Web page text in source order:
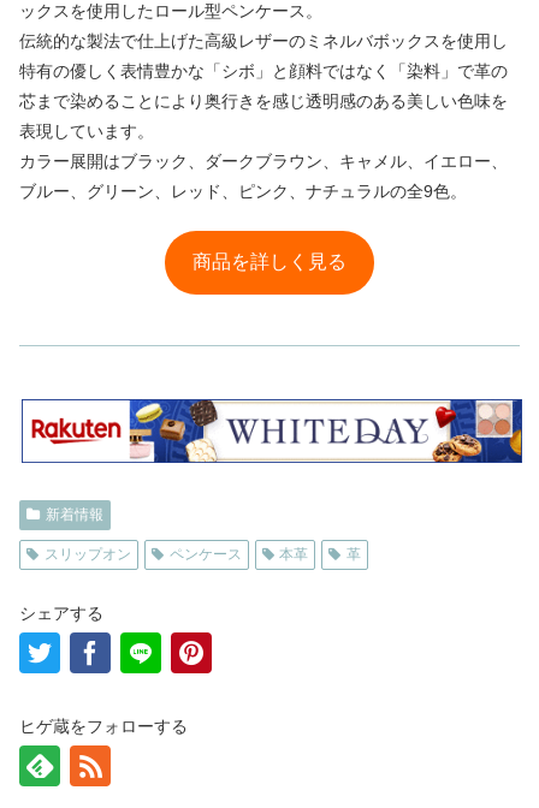
ックスを使用したロール型ペンケース。
伝統的な製法で仕上げた高級レザーのミネルバボックスを使用し
特有の優しく表情豊かな「シボ」と顔料ではなく「染料」で革の
芯まで染めることにより奥行きを感じ透明感のある美しい色味を
表現しています。
カラー展開はブラック、ダークブラウン、キャメル、イエロー、
ブルー、グリーン、レッド、ピンク、ナチュラルの全9色。
商品を詳しく見る
新着情報
スリップオン ペンケース 本革 革
シェアする
ヒゲ蔵をフォローする